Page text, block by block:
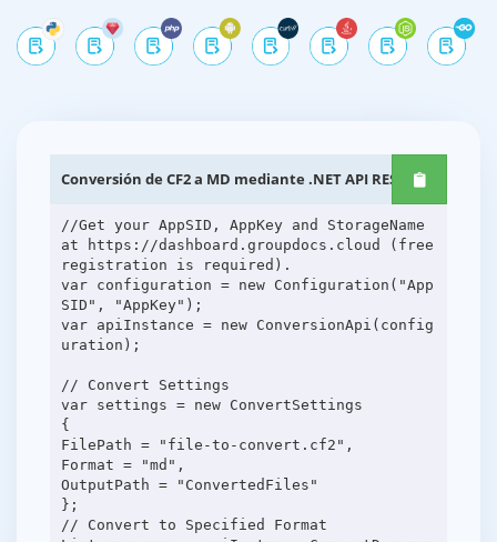
Conversión de CF2 a MD mediante .NET API REST
//Get your AppSID, AppKey and StorageName
at https://dashboard.groupdocs.cloud (free
registration is required).
var configuration = new Configuration("App
SID", "AppKey");
var apiInstance = new ConversionApi(config
uration);
// Convert Settings
var settings = new ConvertSettings
{
FilePath = "file-to-convert.cf2",
Format = "md",
OutputPath = "ConvertedFiles"
};
// Convert to Specified Format